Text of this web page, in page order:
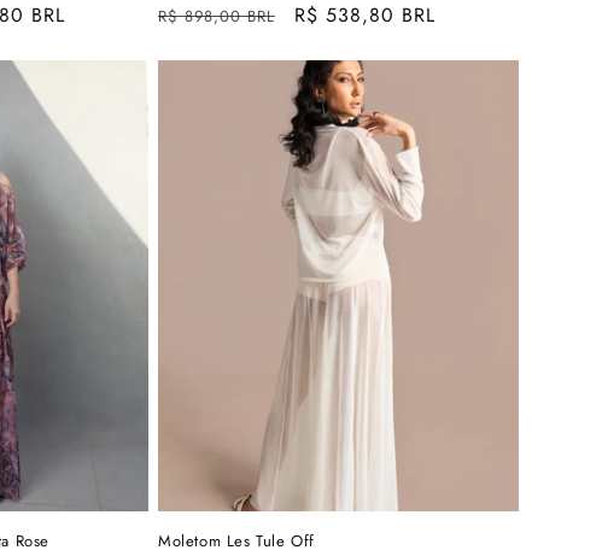
BRL
Preço
R$ 898,00 BRL
Preço
R$ 538,80 BRL
Rose Moletom Les Tule Off